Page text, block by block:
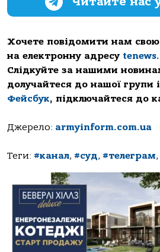
Хочете повідомити нам
на електронну адресу
Слідкуйте за нашими
долучайтеся до нашої групи
Фейсбук, підключайтеся до
Джерело: armyinform.com.ua
Теги: #канал, #суд, #телеграм,